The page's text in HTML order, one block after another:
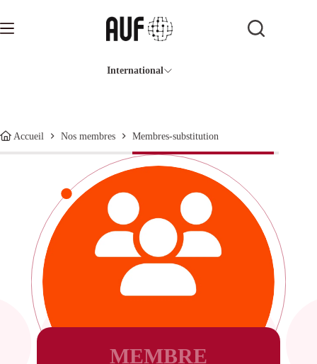
contenu
International
Accueil Nos membres Membres-substitution
MEMBRE